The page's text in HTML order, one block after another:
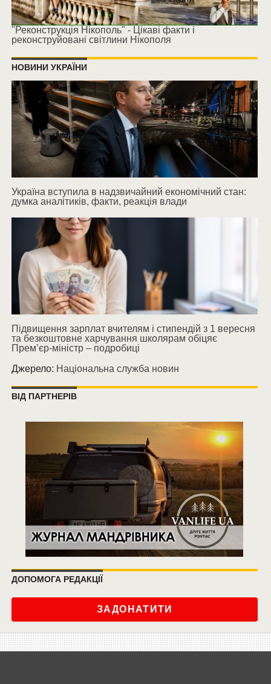
"Реконструкція Нікополь" - Цікаві факти і
реконструйовані світлини Нікополя
НОВИНИ УКРАЇНИ
Україна вступила в надзвичайний економічний стан:
думка аналітиків, факти, реакція влади
Підвищення зарплат вчителям і стипендій з 1 вересня
та безкоштовне харчування школярам обіцяє
Прем’єр-міністр – подробиці
Джерело: Національна служба новин
ВІД ПАРТНЕРІВ
ДОПОМОГА РЕДАКЦІЇ
ЗАДОНАТИТИ